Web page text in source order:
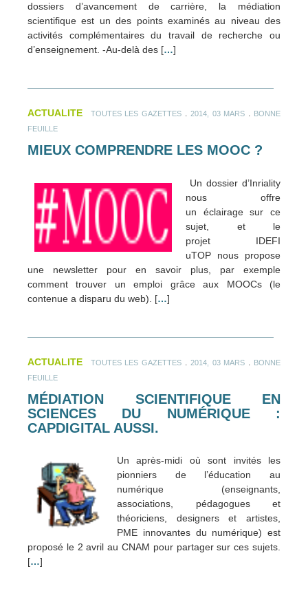
dossiers d’avancement de carrière, la médiation
scientifique est un des points examinés au niveau des
activités complémentaires du travail de recherche ou
d’enseignement. -Au-delà des […]
ACTUALITE TOUTES LES GAZETTES 2014, 03 MARS
BONNE
FEUILLE
MIEUX COMPRENDRE LES MOOC ?
Un dossier d’Inriality
nous offre
un éclairage sur ce
sujet, et le
projet IDEFI
uTOP nous propose
une newsletter pour en savoir plus, par exemple
comment trouver un emploi grâce aux MOOCs (le
contenue a disparu du web). […]
ACTUALITE TOUTES LES GAZETTES 2014, 03 MARS
BONNE
FEUILLE
MÉDIATION SCIENTIFIQUE EN
SCIENCES DU NUMÉRIQUE :
CAPDIGITAL AUSSI.
Un après-midi où sont invités les
pionniers de l’éducation au
numérique (enseignants,
associations, pédagogues et
théoriciens, designers et artistes,
PME innovantes du numérique) est
proposé le 2 avril au CNAM pour partager sur ces sujets.
[…]